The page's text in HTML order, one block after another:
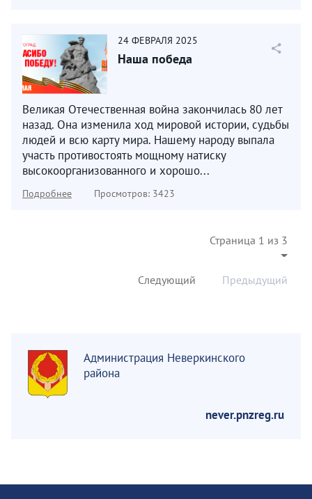
24 ФЕВРАЛЯ 2025
Наша победа
Великая Отечественная война закончилась 80 лет
назад. Она изменила ход мировой истории, судьбы
людей и всю карту мира. Нашему народу выпала
участь противостоять мощному натиску
высокоорганизованного и хорошо...
Подробнее Просмотров: 3423
Страница 1 из 3
Предыдущий
Следующий
Администрация Неверкинского
района
never.pnzreg.ru